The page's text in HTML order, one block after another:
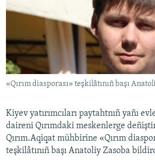
FİKİR
Русский
Українською
QOŞULIÑIZ!
RFE/RS bütün saytları
«Qırım diasporası» teşkilâtınıñ başı
Kiyev yatırımcıları paytahtnıñ yañı
daireni Qırımdaki meskenlerge
Qırım.Aqiqat mühbirine «Qırım
teşkilâtınıñ başı Anatoliy Zasoba